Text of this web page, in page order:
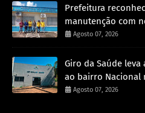
Prefeitura
manutenção com
Agosto 07, 2026
Giro da Saúde
ao bairro Nacional
Agosto 07, 2026